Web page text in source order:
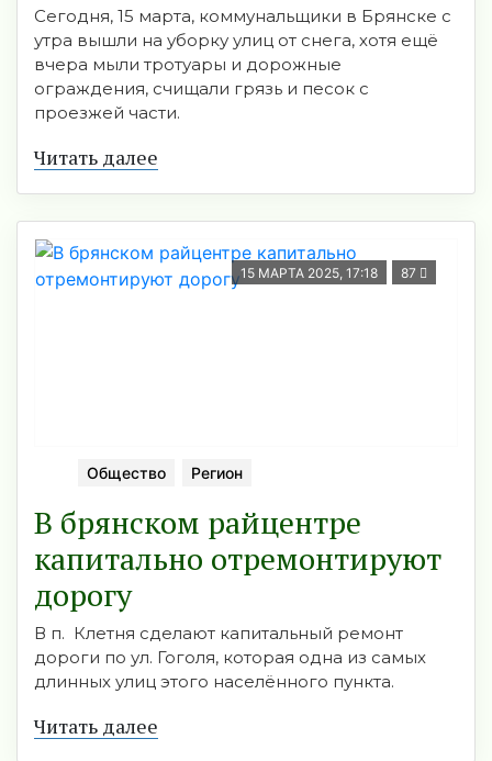
Сегодня, 15 марта, коммунальщики в Брянске с
утра вышли на уборку улиц от снега, хотя ещё
вчера мыли тротуары и дорожные
ограждения, счищали грязь и песок с
проезжей части.
Читать далее
15 МАРТА 2025, 17:18 87
Общество Регион
В брянском райцентре
капитально отремонтируют
дорогу
В п. Клетня сделают капитальный ремонт
дороги по ул. Гоголя, которая одна из самых
длинных улиц этого населённого пункта.
Читать далее